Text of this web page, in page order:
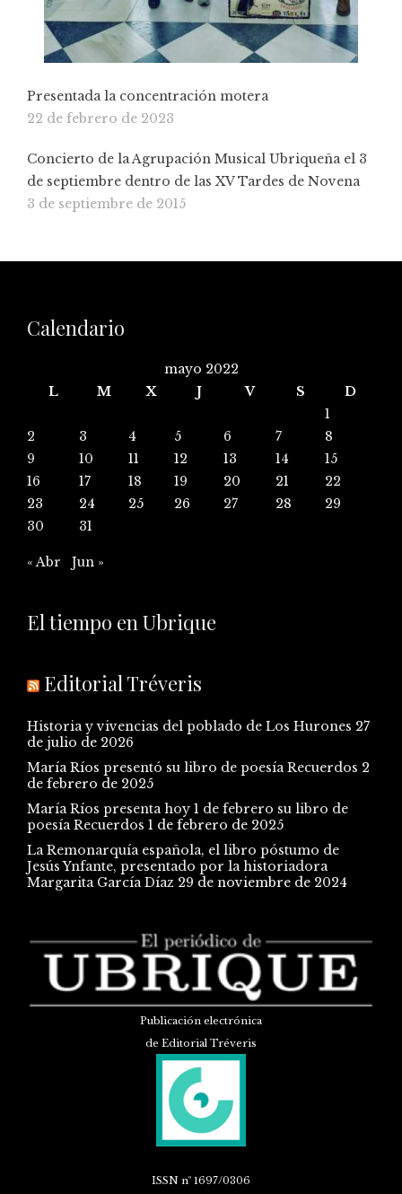
Presentada la concentración motera
22 de febrero de 2023
Concierto de la Agrupación Musical Ubriqueña el 3
de septiembre dentro de las XV Tardes de Novena
3 de septiembre de 2015
Calendario
mayo 2022
L
M X J V S
D
1
2
3 4 5 6 7
8
9
10 11 12 13 14
15
16
17 18 19 20 21
22
23
24 25 26 27 28
29
30
31
« Abr Jun »
El tiempo en Ubrique
Editorial Tréveris
Historia y vivencias del poblado de Los Hurones 27
de julio de 2026
María Ríos presentó su libro de poesía Recuerdos 2
de febrero de 2025
María Ríos presenta hoy 1 de febrero su libro de
poesía Recuerdos 1 de febrero de 2025
La Remonarquía española, el libro póstumo de
Jesús Ynfante, presentado por la historiadora
Margarita García Díaz 29 de noviembre de 2024
Publicación electrónica
de Editorial Tréveris
ISSN nº 1697/0306